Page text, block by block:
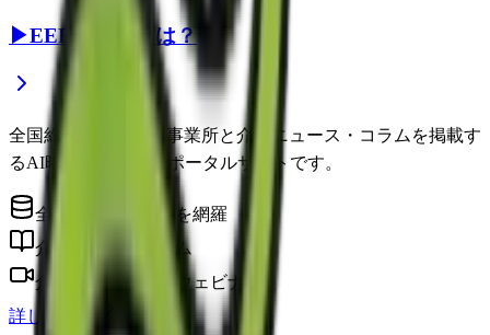
▶EEFUL DBとは？
全国約22万件の介護事業所と介護ニュース・コラムを掲載す
るAI時代の介護情報ポータルサイトです。
全国の介護事業所を網羅
介護に役立つコラム
介護のプロによるウェビナー
詳しく見る